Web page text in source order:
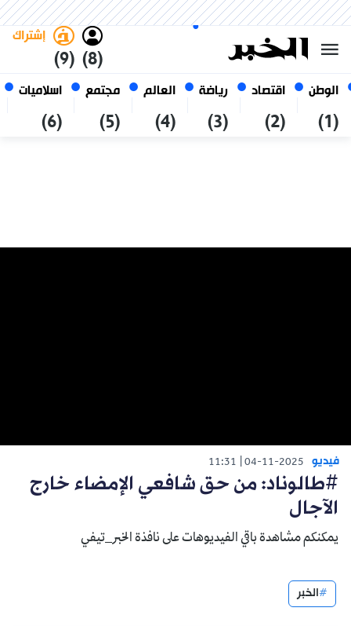
الوطن
(1)
اقتصاد
(2)
رياضة
(3)
العالم
(4)
مجتمع
(5)
اسلاميات
(6)
(8)
إشتراك
(9)
أغسطس 2026
الجزائر
فيديو 04-11-2025
11:31
#طالوناد: من حق شافعي الإمضاء خارج
الآجال
يمكنكم مشاهدة باقي الفيديوهات على نافذة الخبر_تيفي
الخبر